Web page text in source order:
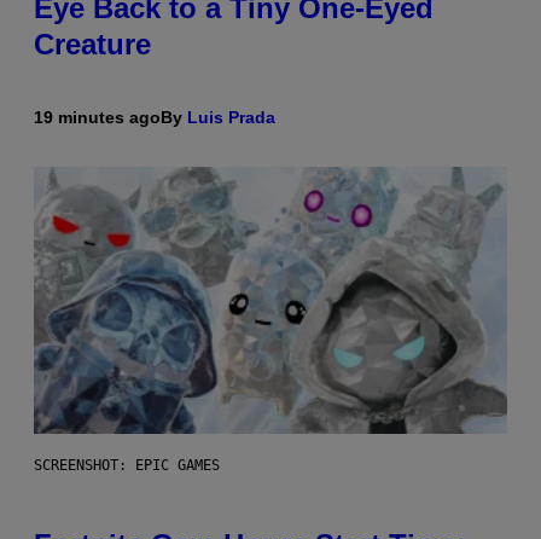
Eye Back to a Tiny One-Eyed
Creature
19 minutes agoBy Luis Prada
SCREENSHOT: EPIC GAMES